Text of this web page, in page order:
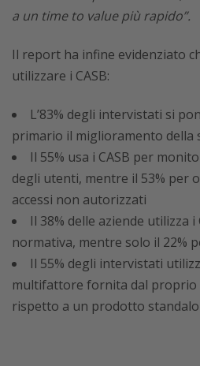
a un time to value più rapido”.
Il report ha infine evidenziato
utilizzare i CASB:
L’83% degli intervistati si
primario il miglioramento della
Il 55% usa i CASB per
degli utenti, mentre il 53% per
accessi non autorizzati
Il 38% delle aziende utilizza
normativa, mentre solo il 22%
Il 55% degli intervistati
multifattore fornita dal
rispetto a un prodotto